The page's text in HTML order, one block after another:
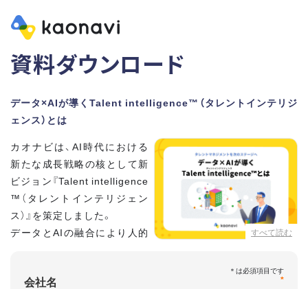
資料ダウンロード
データ×AIが導くTalent intelligence™（タレントインテリジ
ェンス）とは
すべて読む
カオナビは、AI時代における
新たな成長戦略の核として新
ビジョン『Talent intelligence
™（タレントインテリジェン
ス）』を策定しました。
データとAIの融合により人的
*
会社名